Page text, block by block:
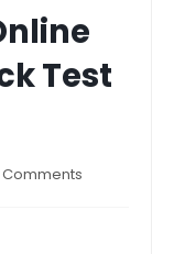
Test
Comments